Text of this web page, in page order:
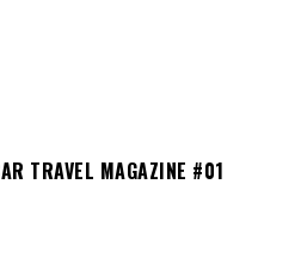
TRAVEL MAGAZINE #01